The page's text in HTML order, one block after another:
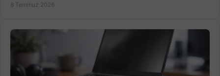
8 Temmuz 2026